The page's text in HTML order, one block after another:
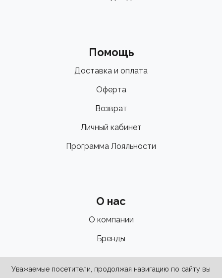
Помощь
Доставка и оплата
Оферта
Возврат
Личный кабинет
Программа Лояльности
О нас
О компании
Бренды
Уважаемые посетители, продолжая навигацию по сайту вы